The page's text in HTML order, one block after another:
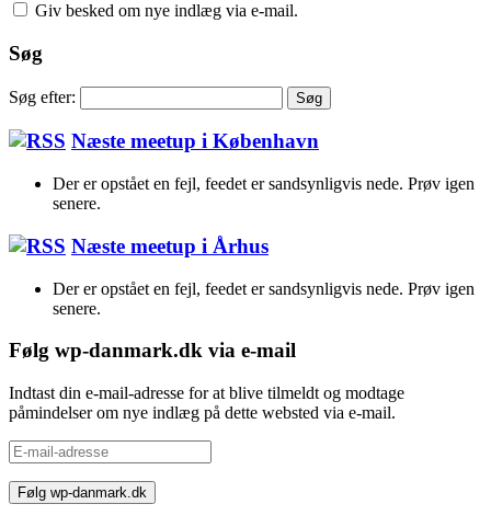
Giv besked om nye indlæg via e-mail.
Søg
Søg efter:
Næste meetup i København
Der er opstået en fejl, feedet er sandsynligvis nede. Prøv igen
senere.
Næste meetup i Århus
Der er opstået en fejl, feedet er sandsynligvis nede. Prøv igen
senere.
Følg wp-danmark.dk via e-mail
Indtast din e-mail-adresse for at blive tilmeldt og modtage
påmindelser om nye indlæg på dette websted via e-mail.
E-
mail-
adresse